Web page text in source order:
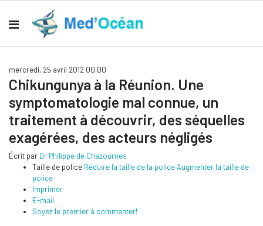
mercredi, 25 avril 2012 00:00
Chikungunya à la Réunion. Une
symptomatologie mal connue, un
traitement à découvrir, des séquelles
exagérées, des acteurs négligés
Écrit par Dr Philippe de Chazournes
Taille de police Réduire la taille de la policeAugmenter la taille de
police
Imprimer
E-mail
Soyez le premier à commenter!